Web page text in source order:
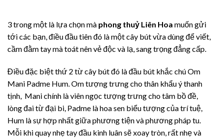
3 trong một là lựa chọn mà phong thuỷ Liên Hoa muốn gửi
tới các bạn, điều đầu tiên đó là một cây bút vừa dùng để viết,
cầm đằm tay mà toát nên vẻ độc và lạ, sang trọng đẳng cấp.
Điều đặc biệt thứ 2 từ cây bút đó là đầu bút khắc chú Om
Mani Padme Hum. Om tượng trưng cho thân khẩu ý thanh
tịnh, Mani chính là viên ngọc tượng trưng cho tâm bồ đề,
lòng đai từ đại bi, Padme là hoa sen biểu tượng của trí tuệ,
Hum là sự hợp nhất giữa phương tiện và phương pháp tu.
Mỗi khi quay nhẹ tay đầu kinh luân sẽ xoay tròn, rất nhẹ và